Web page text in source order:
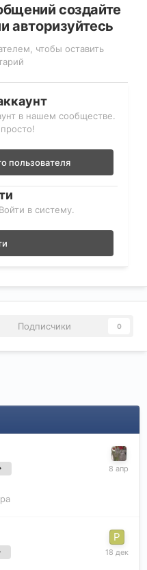
создайте
авторизуйтесь
чтобы оставить
в нашем сообществе.
пользователя
в систему.
Подписчики 0